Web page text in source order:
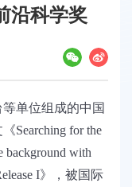
沿科学奖
单位组成的中国
Searching for the
background with
I》，被国际